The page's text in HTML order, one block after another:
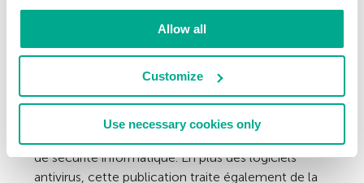
Allow all
Customize
Use necessary cookies only
nos jours. Quant à Virus Fax International, il a
avant de devenir Secure Computing.
A l’heure actuelle, Secure Computing est
considéré comme l’une des sources
de sécurité informatique. En plus des logiciels
antivirus, cette publication traite également de la